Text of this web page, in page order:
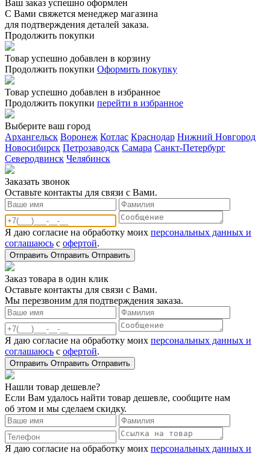
Ваш заказ успешно оформлен
С Вами свяжется менеджер магазина
для подтверждения деталей заказа.
Продолжить покупки
Товар успешно добавлен в корзину
Продолжить покупки Оформить покупку
Товар успешно добавлен в избранное
Продолжить покупки перейти в избранное
Выберите ваш город
Архангельск Воронеж Котлас Краснодар Нижний Новгород
Новосибирск Петрозаводск Самара Санкт-Петербург
Северодвинск Челябинск
Заказать звонoк
Оставьте контакты для связи с Вами.
Я даю согласие на обработку моих персональных данных и
соглашаюсь с офертой.
Отправить Отправить Отправить
Заказ товара в один клик
Оставьте контакты для связи с Вами.
Мы перезвоним для подтверждения заказа.
Я даю согласие на обработку моих персональных данных и
соглашаюсь с офертой.
Отправить Отправить Отправить
Нашли товар дешевле?
Если Вам удалось найти товар дешевле, сообщите нам
об этом и мы сделаем скидку.
Я даю согласие на обработку моих персональных данных и